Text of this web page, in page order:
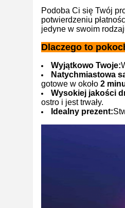
Podoba Ci się Twój
potwierdzeniu
jedyne w swoim
Dlaczego to
Wyjątkowo Twoje:
Natychmiastowa
gotowe w około 2
Wysokiej jakości
ostro i jest trwały.
Idealny prezent: